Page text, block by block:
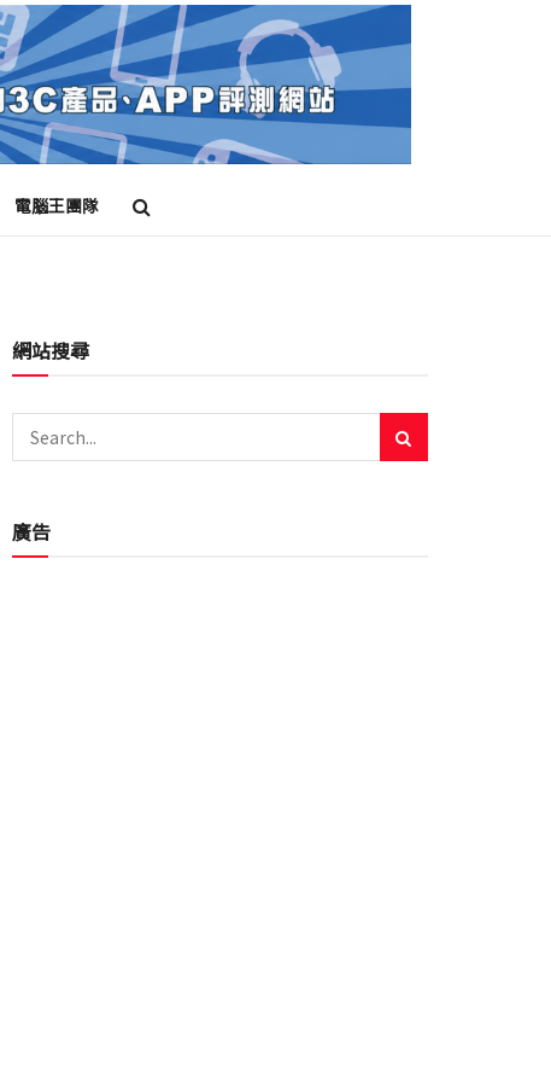
電腦王團隊
網站搜尋
廣告